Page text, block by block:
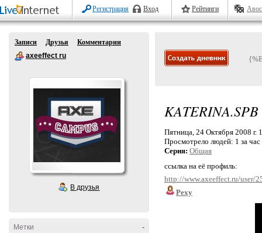
Регистрация Вход Рейтинги
Записи Друзья
Комментарии
axeeffect ru
В друзья
-
Метки
KATERINA.SPB
Пятница, 24 Октября 2008 г.
Просмотрело людей: 1 за
Серия: Общая
ссылка на её профиль:
http://www.axeeffect.ru/user/
Pexy